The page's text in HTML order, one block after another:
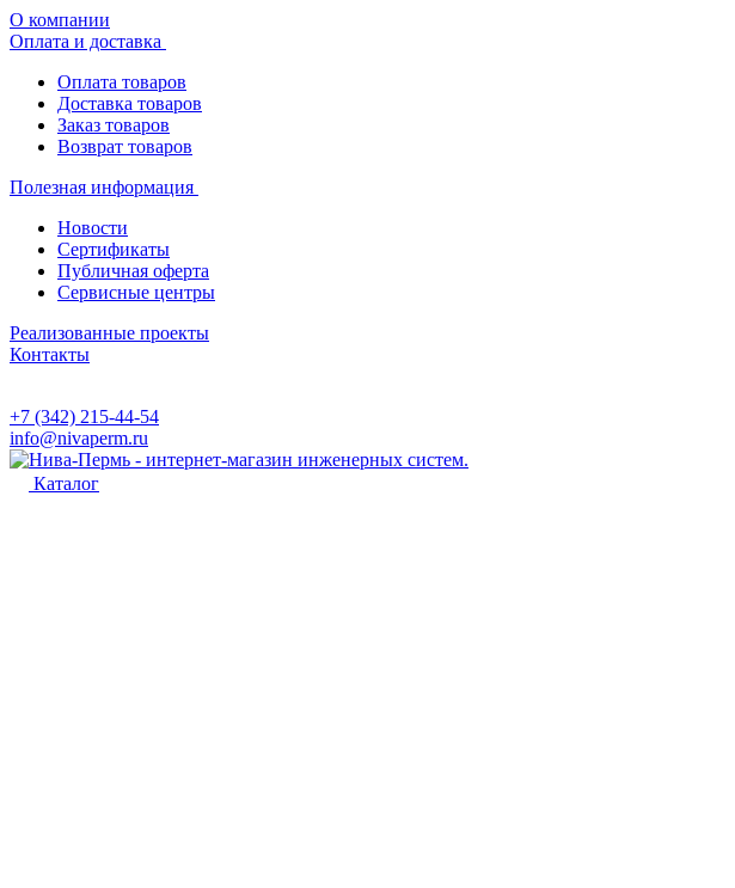
О компании
Оплата и доставка
Оплата товаров
Доставка товаров
Заказ товаров
Возврат товаров
Полезная информация
Новости
Сертификаты
Публичная оферта
Сервисные центры
Реализованные проекты
Контакты
+7 (342) 215-44-54
info@nivaperm.ru
Каталог